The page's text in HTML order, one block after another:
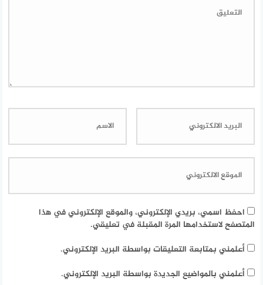
احفظ اسمي، بريدي الإلكتروني، والموقع الإلكتروني في هذا
المتصفح لاستخدامها المرة المقبلة في تعليقي.
أعلمني بمتابعة التعليقات بواسطة البريد الإلكتروني.
أعلمني بالمواضيع الجديدة بواسطة البريد الإلكتروني.